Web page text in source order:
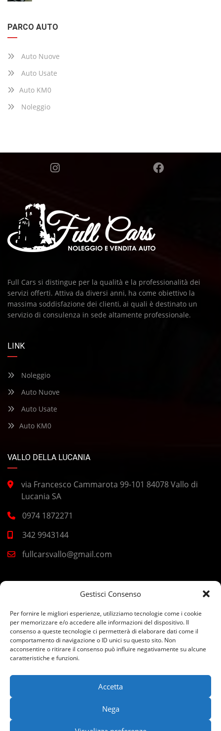
Gestisci Consenso
Per fornire le migliori esperienze, utilizziamo tecnologie come i cookie
per memorizzare e/o accedere alle informazioni del dispositivo. Il
consenso a queste tecnologie ci permetterà di elaborare dati come il
comportamento di navigazione o ID unici su questo sito. Non
acconsentire o ritirare il consenso può influire negativamente su alcune
caratteristiche e funzioni.
Accetta
Nega
PARCO AUTO
Auto Nuove
Auto Usate
Auto KM0
Noleggio
Full Cars si distingue per la qualità e la professionalità dei
servizi offerti. Attiva da diversi anni, ha come obiettivo la
massima soddisfazione dei clienti, ai quali è destinato un
servizio di consulenza in sede altamente professionale.
LINK
Noleggio
Auto Nuove
Auto Usate
Auto KM0
VALLO DELLA LUCANIA
via Francesco Cammarota 99-101 84078 Vallo di
Lucania SA
0974 1872271
342 9943144
fullcarsvallo@gmail.com
Corso Europa 2, 84040 Casal Velino SA
0974 277049
392 4443400
©Copyright 2026 Full Cars s.r.l. P. IVA 06544011213 REA NA